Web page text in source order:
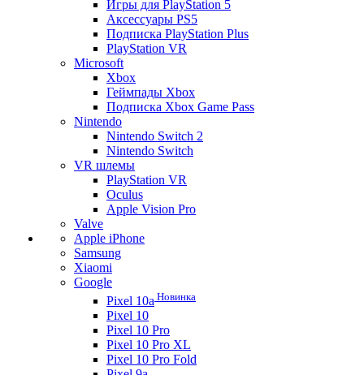
Игры для PlayStation 5
Аксессуары PS5
Подписка PlayStation Plus
PlayStation VR
Microsoft
Xbox
Геймпады Xbox
Подписка Xbox Game Pass
Nintendo
Nintendo Switch 2
Nintendo Switch
VR шлемы
PlayStation VR
Oculus
Apple Vision Pro
Valve
Apple iPhone
Samsung
Xiaomi
Google
Pixel 10a Новинка
Pixel 10
Pixel 10 Pro
Pixel 10 Pro XL
Pixel 10 Pro Fold